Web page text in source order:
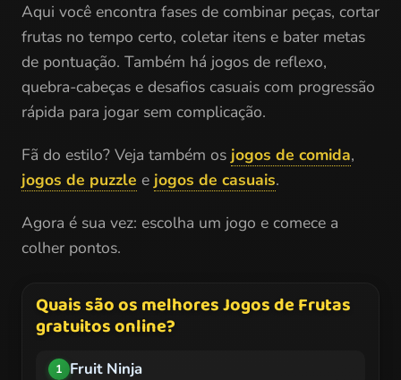
Aqui você encontra fases de combinar peças, cortar
frutas no tempo certo, coletar itens e bater metas
de pontuação. Também há jogos de reflexo,
quebra-cabeças e desafios casuais com progressão
rápida para jogar sem complicação.
Fã do estilo? Veja também os jogos de comida,
jogos de puzzle e jogos de casuais.
Agora é sua vez: escolha um jogo e comece a
colher pontos.
Quais são os melhores Jogos de Frutas
gratuitos online?
1 Fruit Ninja